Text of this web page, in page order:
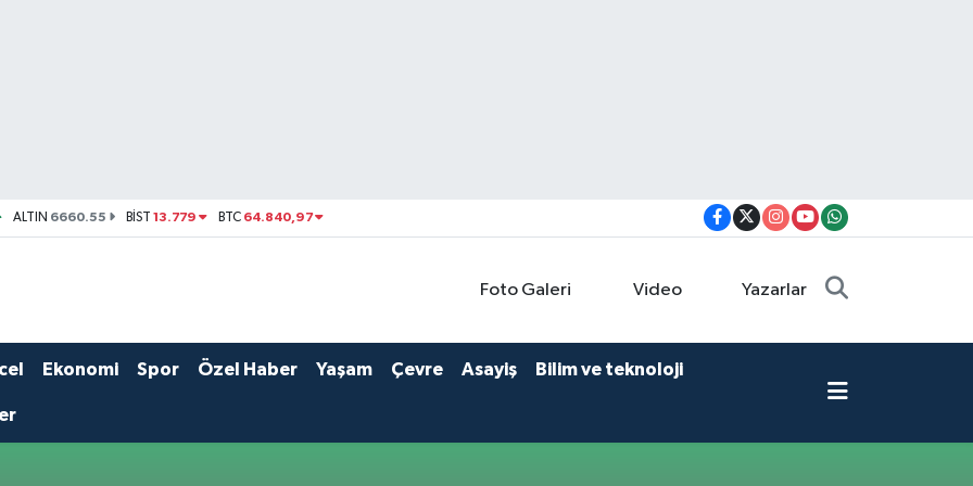
ALTIN 6660.55 BİST13.779 BTC 64.840,97
Foto Galeri Video Yazarlar
Ekonomi Spor Özel Haber Yaşam Çevre Asayiş Bilim ve teknoloji